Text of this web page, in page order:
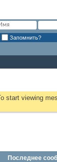
Запомнить?
start viewing
Последнее